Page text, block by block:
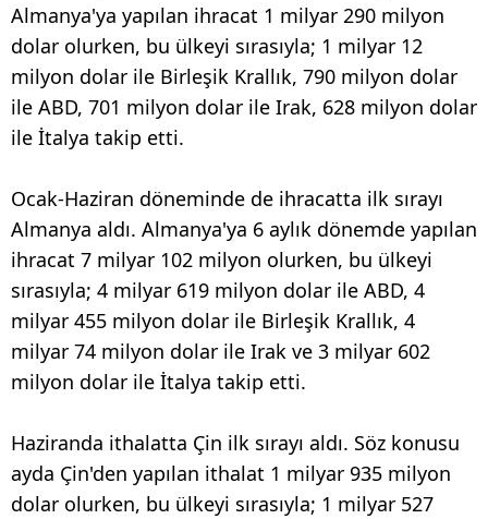
Almanya'ya yapılan ihracat 1 milyar 290 milyon
dolar olurken, bu ülkeyi sırasıyla; 1 milyar 12
milyon dolar ile Birleşik Krallık, 790 milyon dolar
ile ABD, 701 milyon dolar ile Irak, 628 milyon dolar
ile İtalya takip etti.
Ocak-Haziran döneminde de ihracatta ilk sırayı
Almanya aldı. Almanya'ya 6 aylık dönemde yapılan
ihracat 7 milyar 102 milyon olurken, bu ülkeyi
sırasıyla; 4 milyar 619 milyon dolar ile ABD, 4
milyar 455 milyon dolar ile Birleşik Krallık, 4
milyar 74 milyon dolar ile Irak ve 3 milyar 602
milyon dolar ile İtalya takip etti.
Haziranda ithalatta Çin ilk sırayı aldı. Söz konusu
ayda Çin'den yapılan ithalat 1 milyar 935 milyon
dolar olurken, bu ülkeyi sırasıyla; 1 milyar 527